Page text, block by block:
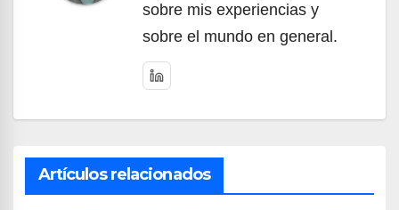
sobre mis experiencias y
sobre el mundo en general.
Artículos relacionados